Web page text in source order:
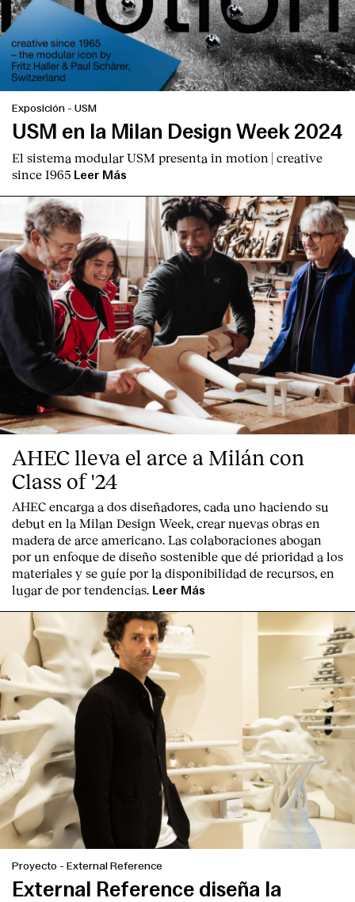
Contacto
Exposición - USM
USM en la Milan Design Week 2024
El sistema modular USM presenta in motion | creative
since 1965 Leer Más
AHEC lleva el arce a Milán con
Class of '24
AHEC encarga a dos diseñadores, cada uno haciendo su
debut en la Milan Design Week, crear nuevas obras en
madera de arce americano. Las colaboraciones abogan
por un enfoque de diseño sostenible que dé prioridad a los
materiales y se guíe por la disponibilidad de recursos, en
lugar de por tendencias.
Leer Más
Proyecto - External Reference
External Reference diseña la